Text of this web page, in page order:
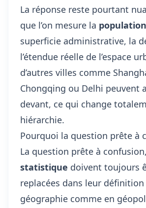
La réponse reste pourtant
que l’on mesure la population
superficie administrative, la
l’étendue réelle de l’espace
d’autres villes comme
Chongqing ou Delhi peuvent
devant, ce qui change
hiérarchie.
Pourquoi la question prête à
La question prête à
statistique doivent toujours
replacées dans leur définition
géographie comme en